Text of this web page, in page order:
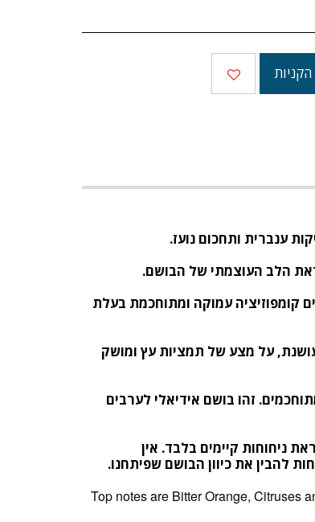
ענברית ותחכום נועז.
הלב העוצמתי של הבושם.
קומפוזיציה עמוקה ומתוחכמת בעלת
על מצע של תמציות עץ ומושק
זהו בושם אידיאלי לערבים
ניחוחות קיימים בלבד. אין
להבין את כיוון הבושם שפיתחנו.
Top notes are Bitter Orange, Citruses